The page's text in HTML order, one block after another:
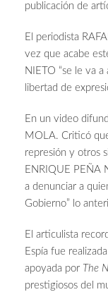
publicación de
El periodista
vez que acabe
NIETO “se le va
libertad de
En un video
MOLA. Criticó
represión y otros
ENRIQUE PEÑA
a denunciar a
Gobierno” lo
El articulista
Espía fue
apoyada por The
prestigiosos del